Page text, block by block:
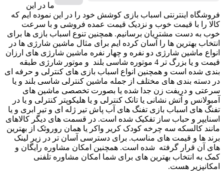
ما در این
فروشگاه اینترنتی اسباب بازی کوشش خود را در این نموده ایم که
کالا را با قیمت خوب و نزدیک قیمت عمده فروشی و با سرعت
خوب به دست مشتریان برسانیم. همچنین تنوع اسباب بازی ها برای
انتخاب بهترین ها را آسان کرده ایم برای مثال ماشین شارژی ها در
انواع ماشین شارژی دو نفره و چهار نفره ماشین شارژی های ارزان
قیمت و یا بزرگ تر 4 موتوره شاسی بلند و موتور شارژی طبقه
بندی شده است و همچنین انواع اسباب بازی های کنترلی و حرفه ای
در دسته بندی های مختلف از جمله ماشین کنترلی شاسی بلند و یا
سرعتی و دریفت زن جدا شده یا بصورت تخصصی ماشین های
آمبولانس و آتش نشانی یا تانک کنترلی و یا هلیکوپتر کنترلی و یا در
تفنگ های اسباب بازی تفنگ های آب پاش تیر ژله ای و تیر ابری و یا
اسنایپر و حباب ساز تفکیک شده است. در قسمت های دیگر کالاهای
مانند کالسکه سه چرخه کودک کریر واکر یا همان روروئک از بهترین
برند ها و قیمت های مناسب. برای دسترسی آسان تر در زیر لینک
های آن قرار گرفته شده است. همچنین امکان مشاوره رایگان و
کمک به انتخاب بهترین های برای شما امکان مشاوره تلفنی
امکانپزیر هست.